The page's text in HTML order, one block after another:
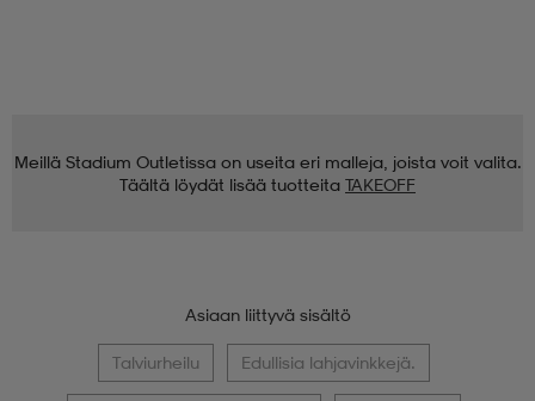
Meillä Stadium Outletissa on useita eri malleja, joista voit valita.
Täältä löydät lisää tuotteita TAKEOFF
Asiaan liittyvä sisältö
Talviurheilu Edullisia lahjavinkkejä.